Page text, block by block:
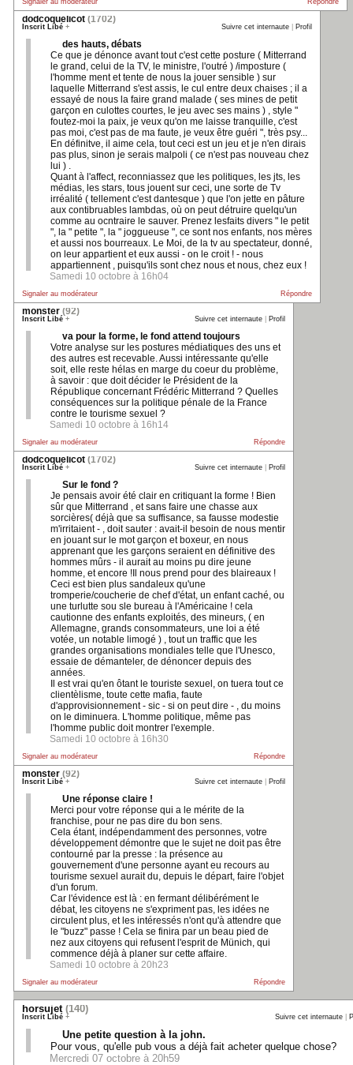
Signaler au modérateur Répondre
dodcoquelicot (1702)
Inscrit Libé + Suivre cet internaute Profil
des hauts, débats
Ce que je dénonce avant tout c'est cette posture ( Mitterrand
le grand, celui de la TV, le ministre, l'outré ) /imposture (
l'homme ment et tente de nous la jouer sensible ) sur
laquelle Mitterrand s'est assis, le cul entre deux chaises ; il a
essayé de nous la faire grand malade ( ses mines de petit
garçon en culottes courtes, le jeu avec ses mains ) , style "
foutez-moi la paix, je veux qu'on me laisse tranquille, c'est
pas moi, c'est pas de ma faute, je veux être guéri ", très psy...
En définitve, il aime cela, tout ceci est un jeu et je n'en dirais
pas plus, sinon je serais malpoli ( ce n'est pas nouveau chez
lui ) .
Quant à l'affect, reconniassez que les politiques, les jts, les
médias, les stars, tous jouent sur ceci, une sorte de Tv
irréalité ( tellement c'est dantesque ) que l'on jette en pâture
aux contibruables lambdas, où on peut détruire quelqu'un
comme au ocntraire le sauver. Prenez lesfaits divers " le petit
", la " petite ", la " joggueuse ", ce sont nos enfants, nos mères
et aussi nos bourreaux. Le Moi, de la tv au spectateur, donné,
on leur appartient et eux aussi - on le croit ! - nous
appartiennent , puisqu'ils sont chez nous et nous, chez eux !
Samedi 10 octobre à 16h04
Signaler au modérateur Répondre
monster (92)
Inscrit Libé + Suivre cet internaute Profil
va pour la forme, le fond attend toujours
Votre analyse sur les postures médiatiques des uns et
des autres est recevable. Aussi intéressante qu'elle
soit, elle reste hélas en marge du coeur du problème,
à savoir : que doit décider le Président de la
République concernant Frédéric Mitterrand ? Quelles
conséquences sur la politique pénale de la France
contre le tourisme sexuel ?
Samedi 10 octobre à 16h14
Signaler au modérateur Répondre
dodcoquelicot (1702)
Inscrit Libé + Suivre cet internaute Profil
Sur le fond ?
Je pensais avoir été clair en critiquant la forme ! Bien
sûr que Mitterrand , et sans faire une chasse aux
sorcières( déjà que sa suffisance, sa fausse modestie
m'irritaient - , doit sauter : avait-il besoin de nous mentir
en jouant sur le mot garçon et boxeur, en nous
apprenant que les garçons seraient en définitive des
hommes mûrs - il aurait au moins pu dire jeune
homme, et encore !Il nous prend pour des blaireaux !
Ceci est bien plus sandaleux qu'une
tromperie/coucherie de chef d'état, un enfant caché, ou
une turlutte sou sle bureau à l'Américaine ! cela
cautionne des enfants exploités, des mineurs, ( en
Allemagne, grands consommateurs, une loi a été
votée, un notable limogé ) , tout un traffic que les
grandes organisations mondiales telle que l'Unesco,
essaie de démanteler, de dénoncer depuis des
années.
Il est vrai qu'en ôtant le touriste sexuel, on tuera tout ce
clientèlisme, toute cette mafia, faute
d'approvisionnement - sic - si on peut dire - , du moins
on le diminuera. L'homme politique, même pas
l'homme public doit montrer l'exemple.
Samedi 10 octobre à 16h30
Signaler au modérateur Répondre
monster (92)
Inscrit Libé + Suivre cet internaute Profil
Une réponse claire !
Merci pour votre réponse qui a le mérite de la
franchise, pour ne pas dire du bon sens.
Cela étant, indépendamment des personnes, votre
développement démontre que le sujet ne doit pas être
contourné par la presse : la présence au
gouvernement d'une personne ayant eu recours au
tourisme sexuel aurait du, depuis le départ, faire l'objet
d'un forum.
Car l'évidence est là : en fermant délibérément le
débat, les citoyens ne s'expriment pas, les idées ne
circulent plus, et les intéressés n'ont qu'à attendre que
le "buzz" passe ! Cela se finira par un beau pied de
nez aux citoyens qui refusent l'esprit de Münich, qui
commence déjà à planer sur cette affaire.
Samedi 10 octobre à 20h23
Signaler au modérateur Répondre
horsujet(140)
Inscrit Libé + Suivre cet internaute
Une petite question à la john.
Pour vous, qu'elle pub vous a déjà fait acheter quelque chose?
Mercredi 07 octobre à 20h59